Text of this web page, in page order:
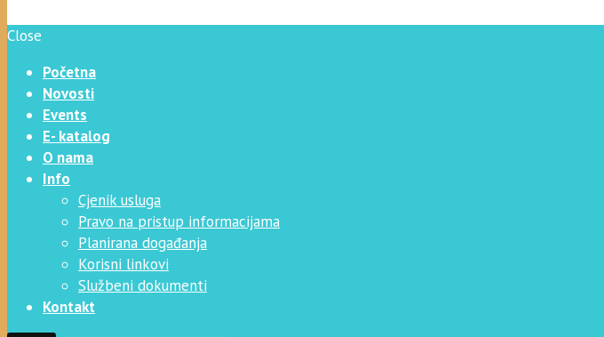
Close
Početna
Novosti
Events
E- katalog
O nama
Info
Cjenik usluga
Pravo na pristup informacijama
Planirana događanja
Korisni linkovi
Službeni dokumenti
Kontakt